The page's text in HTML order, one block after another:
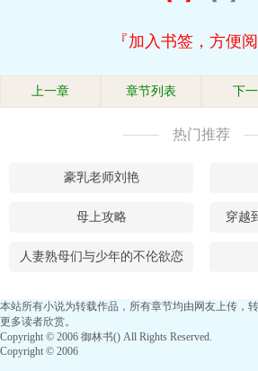
『加入书签，方便阅
上一章 章节列表 下
热门推荐
豪乳老师刘艳
母上攻略 穿越
人妻熟母们与少年的不伦欲恋
本站所有小说为转载作品，所有章节均由网友上传，
更多读者欣赏。
Copyright © 2006 御林书() All Rights Reserved.
Copyright © 2006